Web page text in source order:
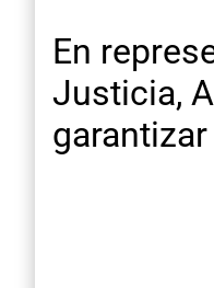
En
Justicia,